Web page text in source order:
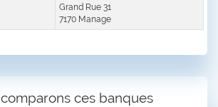
Grand Rue 31
7170 Manage
ces banques